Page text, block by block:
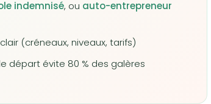
indemnisé, ou auto-entrepreneur
(créneaux, niveaux, tarifs)
départ évite 80 % des galères